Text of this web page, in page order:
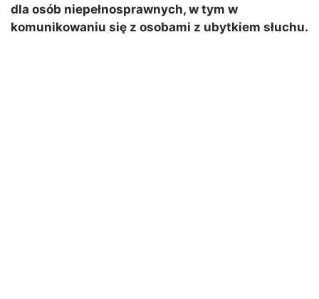
dla osób niepełnosprawnych, w tym w
komunikowaniu się z osobami z ubytkiem słuchu.